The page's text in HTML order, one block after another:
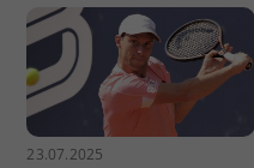
23.07.2025